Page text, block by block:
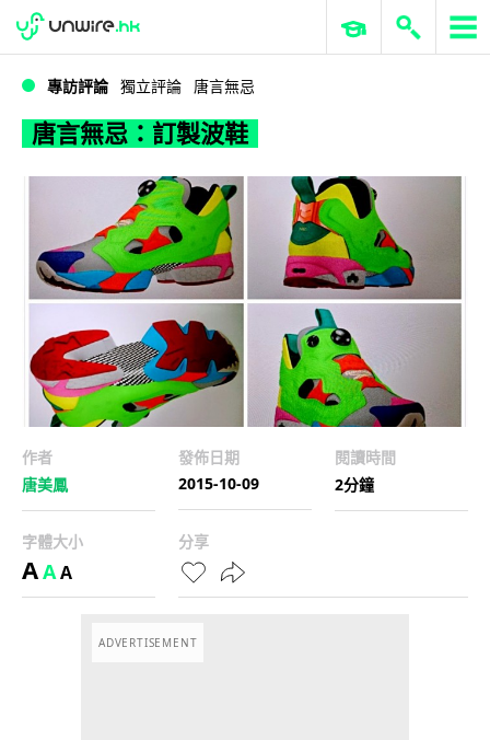
唐言無忌：訂製波鞋
WWDC 2026 ERP 與商業 AI
專訪評論 獨立評論 唐言無忌
唐言無忌：訂製波鞋
作者
唐美鳳
發佈日期
2015-10-09
閱讀時間
2分鐘
字體大小
AAA
分享
ADVERTISEMENT